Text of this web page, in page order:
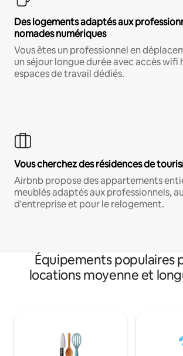
Des logements adaptés aux
nomades numériques
Vous êtes un professionnel en
un séjour longue durée avec accès
espaces de travail dédiés.
Vous cherchez des résidences de
Airbnb propose des appartements
meublés adaptés aux professionnels,
d'entreprise et pour le relogement.
Équipements populaires
locations moyenne et